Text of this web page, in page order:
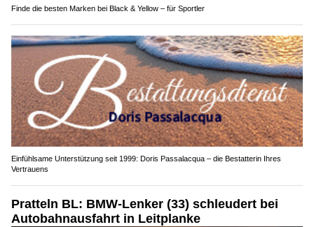
Finde die besten Marken bei Black & Yellow – für Sportler
Einfühlsame Unterstützung seit 1999: Doris Passalacqua – die Bestatterin Ihres
Vertrauens
Pratteln BL: BMW-Lenker (33) schleudert bei
Autobahnausfahrt in Leitplanke